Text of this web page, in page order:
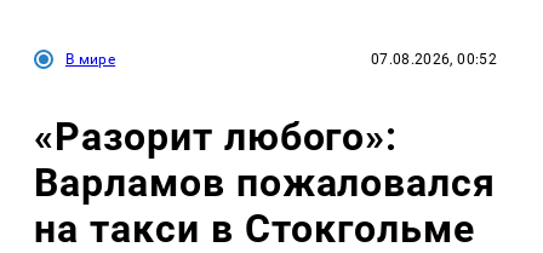
В мире 07.08.2026, 00:52
«Разорит любого»:
Варламов пожаловался
на такси в Стокгольме